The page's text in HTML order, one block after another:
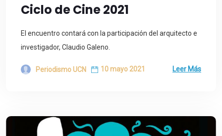
Ciclo de Cine 2021
El encuentro contará con la participación del arquitecto e
investigador, Claudio Galeno.
Periodismo UCN 10 mayo 2021 Leer Más